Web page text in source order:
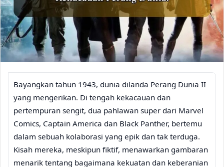
Bayangkan tahun 1943, dunia dilanda Perang Dunia II
yang mengerikan. Di tengah kekacauan dan
pertempuran sengit, dua pahlawan super dari Marvel
Comics, Captain America dan Black Panther, bertemu
dalam sebuah kolaborasi yang epik dan tak terduga.
Kisah mereka, meskipun fiktif, menawarkan gambaran
menarik tentang bagaimana kekuatan dan keberanian